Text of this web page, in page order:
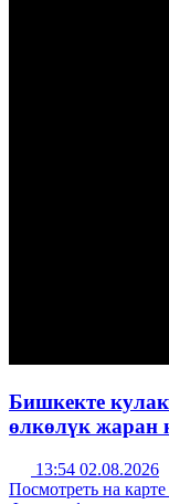
Бишкекте
өлкөлүк жаран
13:54 02.08.2026
Посмотреть на